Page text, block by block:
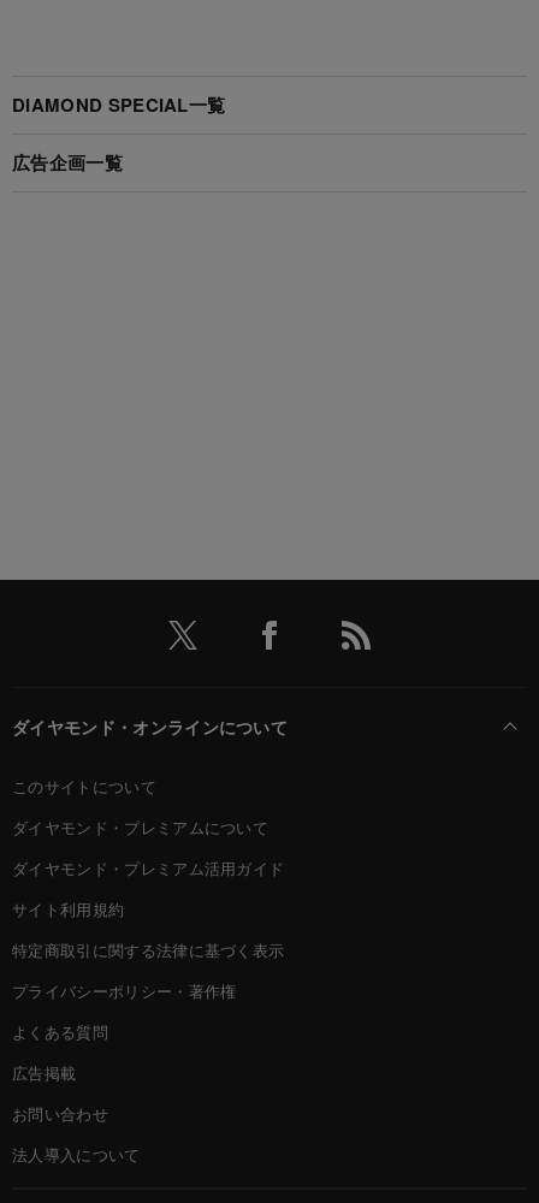
DIAMOND SPECIAL一覧
広告企画一覧
ダイヤモンド・オンラインについて
このサイトについて
ダイヤモンド・プレミアムについて
ダイヤモンド・プレミアム活用ガイド
サイト利用規約
特定商取引に関する法律に基づく表示
プライバシーポリシー・著作権
よくある質問
広告掲載
お問い合わせ
法人導入について